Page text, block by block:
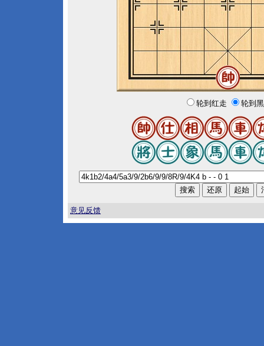
轮到红走 轮到
意见反馈